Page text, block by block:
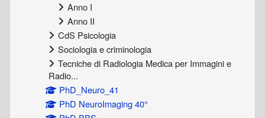
Anno I
Anno II
CdS Psicologia
Sociologia e criminologia
Tecniche di Radiologia Medica per Immagini e
Radio...
PhD_Neuro_41
PhD NeuroImaging 40°